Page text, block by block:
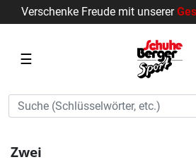
Verschenke Freude mit unserer
☰
Zwei